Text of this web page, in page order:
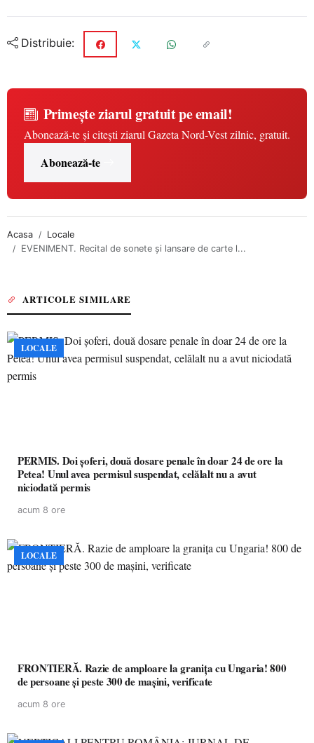
Distribuie:
Primește ziarul gratuit pe email!
Abonează-te și citești ziarul Gazeta Nord-Vest zilnic, gratuit.
Abonează-te
Acasa
Locale
EVENIMENT. Recital de sonete și lansare de carte l...
ARTICOLE SIMILARE
LOCALE
PERMIS. Doi șoferi, două dosare penale în doar 24 de ore la
Petea! Unul avea permisul suspendat, celălalt nu a avut
niciodată permis
acum 8 ore
LOCALE
FRONTIERĂ. Razie de amploare la granița cu Ungaria! 800
de persoane și peste 300 de mașini, verificate
acum 8 ore